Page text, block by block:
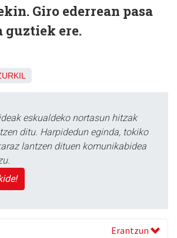
Giro ederrean pasa
guztiek ere.
eskualdeko nortasun hitzak
ditu. Harpidedun eginda, tokiko
lantzen dituen komunikabidea
Erantzun